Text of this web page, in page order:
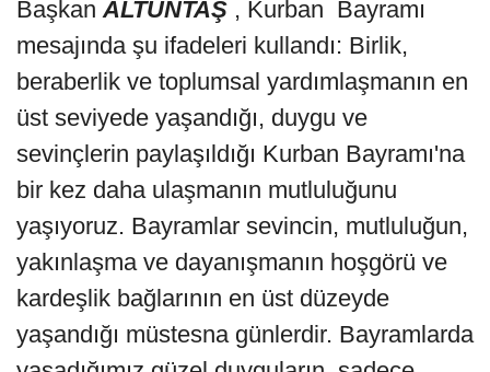
BaşkanALTUNTAŞ , Kurban Bayramı
mesajında şu ifadeleri kullandı: Birlik,
beraberlik ve toplumsal yardımlaşmanın en
üst seviyede yaşandığı, duygu ve
sevinçlerin paylaşıldığı Kurban Bayramı'na
bir kez daha ulaşmanın mutluluğunu
yaşıyoruz. Bayramlar sevincin, mutluluğun,
yakınlaşma ve dayanışmanın hoşgörü ve
kardeşlik bağlarının en üst düzeyde
yaşandığı müstesna günlerdir. Bayramlarda